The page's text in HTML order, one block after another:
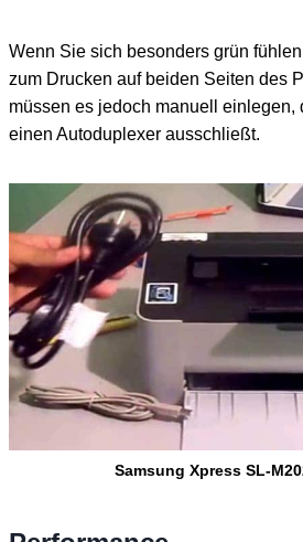
Wenn Sie sich besonders grün
zum Drucken auf beiden Seiten des
müssen es jedoch manuell einlegen,
einen Autoduplexer ausschließt.
Samsung Xpress SL-